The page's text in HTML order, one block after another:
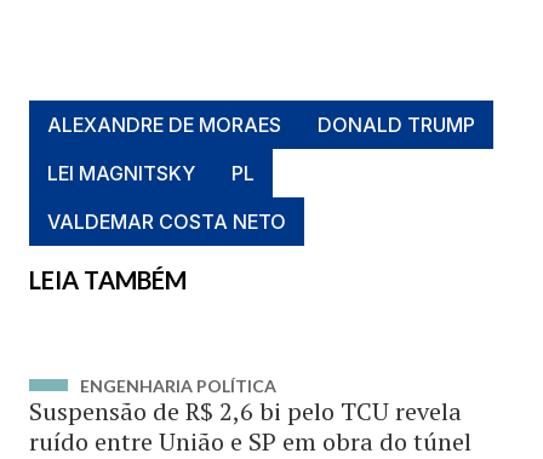
ALEXANDRE DE MORAES
DONALD TRUMP
LEI MAGNITSKY
PL
VALDEMAR COSTA NETO
LEIA TAMBÉM
ENGENHARIA POLÍTICA
Suspensão de R$ 2,6 bi pelo TCU revela
ruído entre União e SP em obra do túnel